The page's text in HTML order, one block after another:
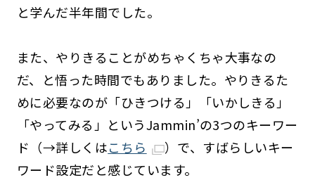
と学んだ半年間でした。
また、やりきることがめちゃくちゃ大事なの
だ、と悟った時間でもありました。やりきるた
めに必要なのが「ひきつける」「いかしきる」
「やってみる」というJammin’の3つのキーワー
ド（→詳しくはこちら
）で、すばらしいキー
ワード設定だと感じています。